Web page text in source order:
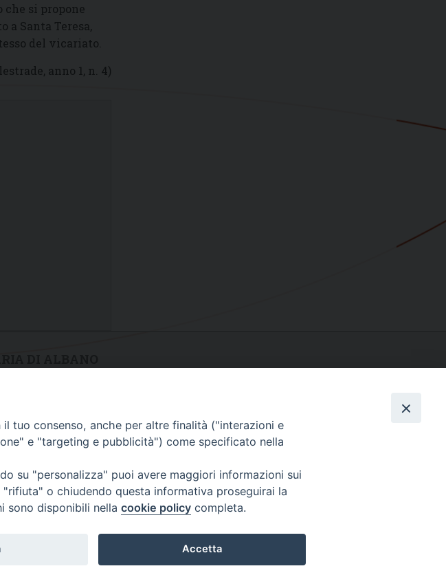
si propone
Santa Teresa,
del vicariato.
anno 1, n. 4)
Ore: 9:00 - 13:00
Ore 9:30 - 12:30
di Albano
tuo consenso, anche per altre finalità ("interazioni e
e "targeting e pubblicità") come specificato nella
su "personalizza" puoi avere maggiori informazioni sui
o chiudendo questa informativa proseguirai la
sono disponibili nella cookie policy completa.
Accetta